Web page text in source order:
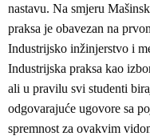
nastavu. Na smjeru
praksa je obavezan na
Industrijsko inžinjerstvo i
Industrijska praksa kao
ali u pravilu svi studenti
odgovarajuće ugovore sa
spremnost za ovakvim